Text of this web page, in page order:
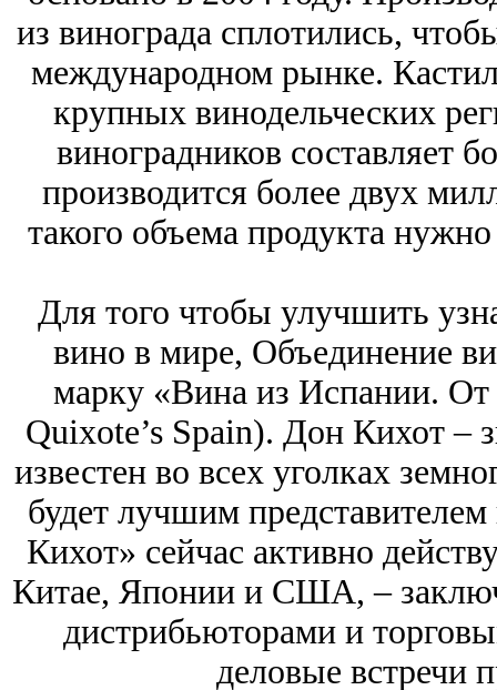
из винограда сплотились,
международном рынке.
крупных винодельческих
виноградников составляет
производится более двух
такого объема продукта
Для того чтобы улучшить
вино в мире, Объединение
марку «Вина из Испании.
Quixote’s Spain). Дон Кихот
известен во всех уголках
будет лучшим
Кихот» сейчас активно
Китае, Японии и США, –
дистрибьюторами и
деловые встречи